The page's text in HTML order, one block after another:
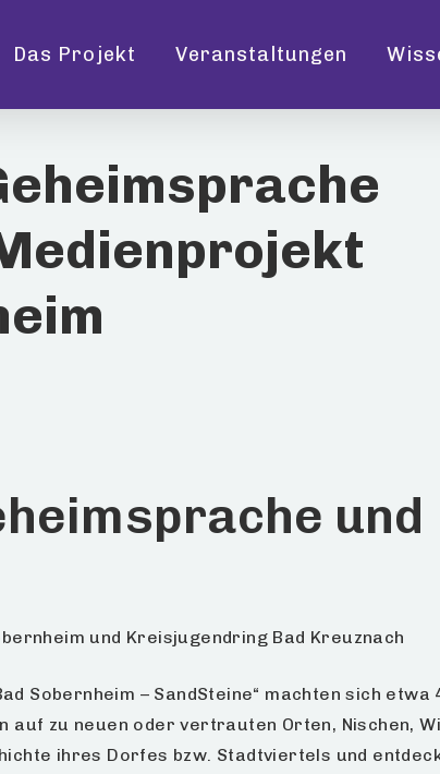
Das Projekt Veranstaltungen
und
und Kreisjugendring Bad Kreuznach
Sobernheim – SandSteine“ machten sich etwa
auf zu neuen oder vertrauten Orten, Nischen,
ihres Dorfes bzw. Stadtviertels und